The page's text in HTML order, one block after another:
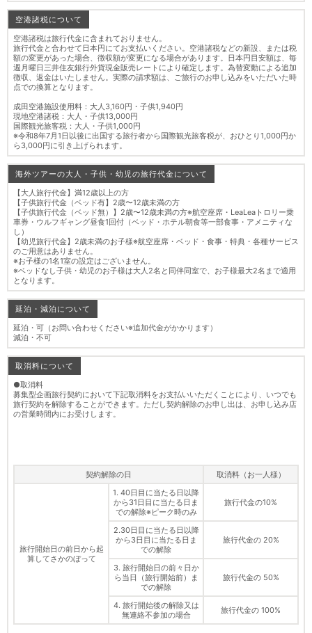
空港諸税について
空港諸税は旅行代金に含まれておりません。
旅行代金と合わせて日本円にてお支払いください。空港諸税などの新設、または税
額の変更があった場合、徴収額が変更になる場合があります。日本円目安額は、毎
週月曜日三井住友銀行外貨現金販売レートにより確定します。為替変動による追加
徴収、返金はいたしません。実際の請求額は、ご旅行のお申し込みをいただいた時
点での換算となります。
成田空港施設使用料：大人3,160円・子供1,940円
現地空港諸税：大人・子供13,000円
国際観光旅客税：大人・子供1,000円
※令和8年7月1日以後に出国する旅行者から国際観光旅客税が、おひとり1,000円か
ら3,000円に引き上げられます。
海外ツアーの大人・子供・幼児の旅行代金について
【大人旅行代金】満12歳以上の方
【子供旅行代金（ベッド有】2歳〜12歳未満の方
【子供旅行代金（ベッド無）】2歳〜12歳未満の方※航空座席・LeaLeaトロリー乗
車券・ウルフギャング昼食1回付（ベッド・ホテル朝食等一部食事・アメニティな
し）
【幼児旅行代金】2歳未満のお子様※航空座席・ベッド・食事・特典・各種サービス
のご用意はありません。
※お子様の1名1室の設定はございません。
※ベッドなし子供・幼児のお子様は大人2名と同伴同室で、お子様最大2名まで適用
となります。
延泊・減泊について
延泊・可（お問い合わせください※追加代金がかかります）
減泊・不可
取消料について
●取消料
募集型企画旅行契約において下記取消料をお支払いいただくことにより、いつでも
旅行契約を解除することができます。ただし契約解除のお申し出は、お申し込み店
の営業時間内にお受けします。
契約解除の日 取消料（お一人様）
旅行開始日の前日から起
算してさかのぼって
1. 40日目に当たる日以降
から31日目に当たる日ま
での解除※ピーク時のみ
旅行代金の10%
2.30日目に当たる日以降
から3日目に当たる日ま
での解除
旅行代金の 20%
3. 旅行開始日の前々日か
ら当日（旅行開始前）ま
での解除
旅行代金の 50%
4. 旅行開始後の解除又は
無連絡不参加の場合
旅行代金の 100%